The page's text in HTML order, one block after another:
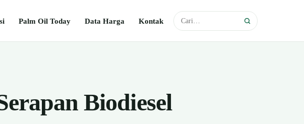
Palm Oil Today Data Harga Kontak
Biodiesel